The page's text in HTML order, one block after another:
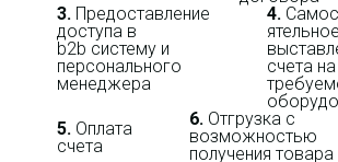
3. Пре­до­ста­вле­ние
доступа в
b2b систему и
персо­нального
мене­джера
4.
ятель­ное
счета на
5. Оплата
счета
6. Отгрузка с
возможностью
получения товара